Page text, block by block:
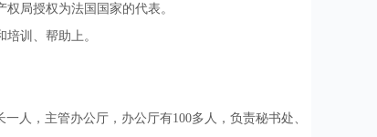
局授权为法国国家的代表。
训、帮助上。
人，主管办公厅，办公厅有100多人，负责秘书处、